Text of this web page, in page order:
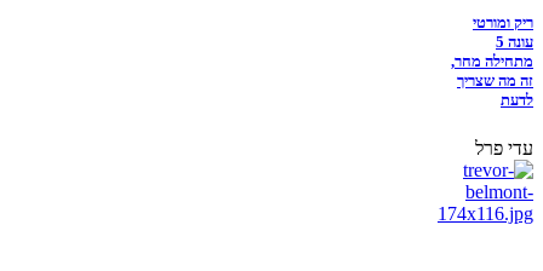
ריק ומורטי
עונה 5
מתחילה מחר,
זה מה שצריך
לדעת
עדי פרל